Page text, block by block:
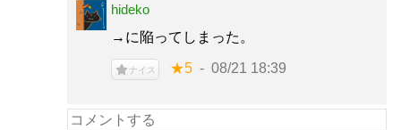
hideko
→に陥ってしまった。
ナイス ★5 08/21 18:39